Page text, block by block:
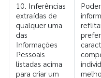
10. Inferências
extraídas de
qualquer uma
das
Informações
Pessoais
listadas acima
para criar um